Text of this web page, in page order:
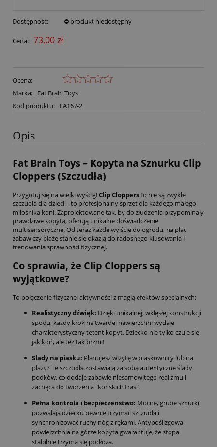
Dostępność: ⛔ produkt niedostępny
Cena: 73,00 zł
Ocena:
Marka:
Fat Brain Toys
Kod produktu:
FA167-2
Opis
Fat Brain Toys – Kopyta na Sznurku Clip
Cloppers (Szczudła)
Przygotuj się na wielki wyścig!Clip Cloppersto nie są zwykłe
szczudła dla dzieci – to profesjonalny sprzęt dla każdego małego
miłośnika koni. Zaprojektowane tak, by do złudzenia przypominały
prawdziwe kopyta, oferują unikalne doświadczenie
multisensoryczne. Od teraz każde wyjście do ogrodu, na plac
zabaw czy plażę stanie się okazją do radosnego kłusowania i
trenowania sprawności fizycznej.
Co sprawia, że Clip Cloppers są
wyjątkowe?
To połączenie fizycznej aktywności z magią efektów specjalnych:
Realistyczny dźwięk: Dzięki unikalnej, wklęsłej konstrukcji
spodu, każdy krok na twardej nawierzchni wydaje
charakterystyczny tętent kopyt. Dziecko nie tylko czuje się
jak koń, ale też tak brzmi!
Ślady na piasku: Planujesz wizytę w piaskownicy lub na
plaży? Te szczudła zostawiają za sobą autentyczne ślady
podków, co dodaje zabawie niesamowitego realizmu i
zachęca do tworzenia "końskich tras".
Pełna kontrola i bezpieczeństwo: Mocne, grube sznurki
pozwalają dziecku pewnie trzymać szczudła i
synchronizować ruchy nóg z rękami. Antypoślizgowa
powierzchnia na górze kopyta gwarantuje, że stopa
stabilnie trzyma się podłoża.